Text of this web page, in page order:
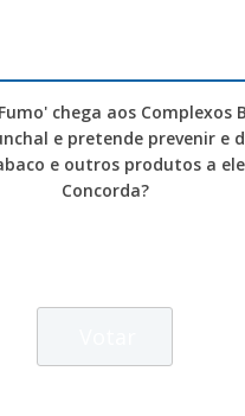
chega aos Complexos
e pretende prevenir e
e outros produtos a
Concorda?